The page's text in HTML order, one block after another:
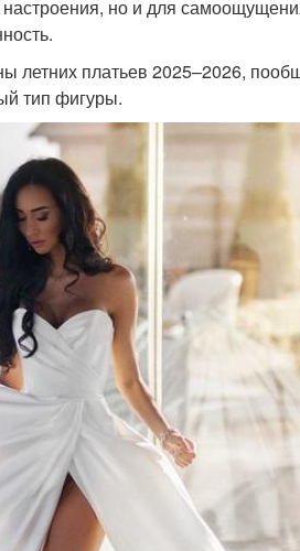
но и для
платьев 2025–2026,
тип фигуры.